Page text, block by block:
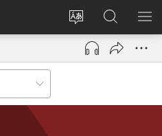
更
改
网
言
登
录
（打
口）
搜
索
JW.ORG
显